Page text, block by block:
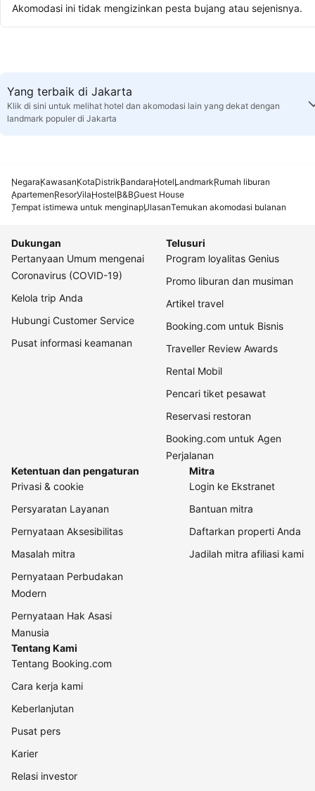
Akomodasi ini tidak mengizinkan pesta bujang atau sejenisnya.
Yang terbaik di Jakarta
Klik di sini untuk melihat hotel dan akomodasi lain yang dekat dengan
landmark populer di Jakarta
NegaraKawasanKotaDistrikBandaraHotelLandmarkRumah liburan
ApartemenResorVilaHostelB&BGuest House
Tempat istimewa untuk menginapUlasanTemukan akomodasi bulanan
Dukungan
Pertanyaan Umum mengenai
Coronavirus (COVID-19)
Kelola trip Anda
Hubungi Customer Service
Pusat informasi keamanan
Telusuri
Program loyalitas Genius
Promo liburan dan musiman
Artikel travel
Booking.com untuk Bisnis
Traveller Review Awards
Rental Mobil
Pencari tiket pesawat
Reservasi restoran
Booking.com untuk Agen
Perjalanan
Ketentuan dan pengaturan
Privasi & cookie
Persyaratan Layanan
Pernyataan Aksesibilitas
Masalah mitra
Pernyataan Perbudakan
Modern
Pernyataan Hak Asasi
Manusia
Mitra
Login ke Ekstranet
Bantuan mitra
Daftarkan properti Anda
Jadilah mitra afiliasi kami
Tentang Kami
Tentang Booking.com
Cara kerja kami
Keberlanjutan
Pusat pers
Karier
Relasi investor